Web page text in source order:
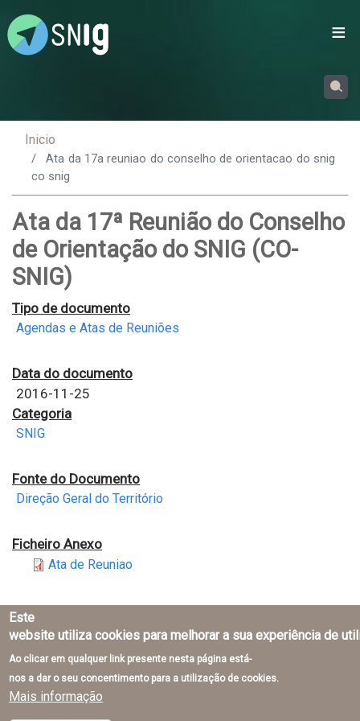
Inicio
Ata da 17a reuniao do conselho de orientacao do snig
co snig
Ata da 17ª Reunião do Conselho
de Orientação do SNIG (CO-
SNIG)
Tipo de documento
Agendas e Atas de Reuniões
Data do documento
2016-11-25
Categoria
SNIG
Fonte do Documento
Direção Geral do Território
Ficheiro Anexo
Ata de Reuniao
Direção-Geral do Território © 2026
Este
website utiliza cookies para melhorar a sua experiência de
Ao clicar em qualquer link presente nesta página está-
nos a dar o seu concentimento para a utilização de cookies.
Mais informação